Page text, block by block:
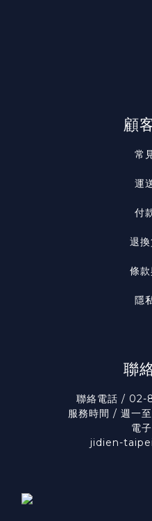
顧
常
運
付
退
條
隱
聯
聯絡電話 /
服務時間 / 週一
電
jidien-